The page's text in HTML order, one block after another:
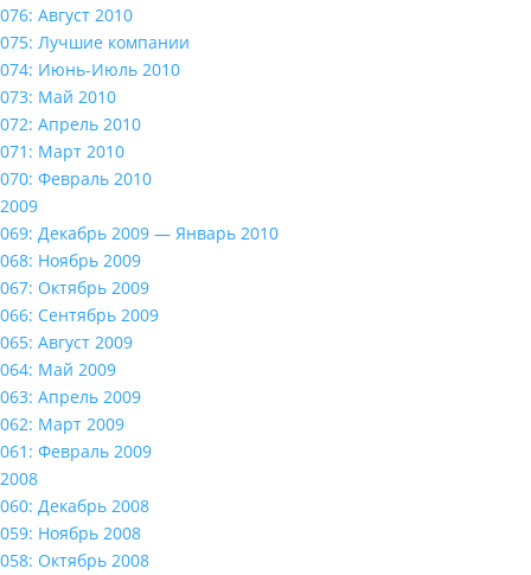
076: Август 2010
075: Лучшие компании
074: Июнь-Июль 2010
073: Май 2010
072: Апрель 2010
071: Март 2010
070: Февраль 2010
2009
069: Декабрь 2009 — Январь 2010
068: Ноябрь 2009
067: Октябрь 2009
066: Сентябрь 2009
065: Август 2009
064: Май 2009
063: Апрель 2009
062: Март 2009
061: Февраль 2009
2008
060: Декабрь 2008
059: Ноябрь 2008
058: Октябрь 2008